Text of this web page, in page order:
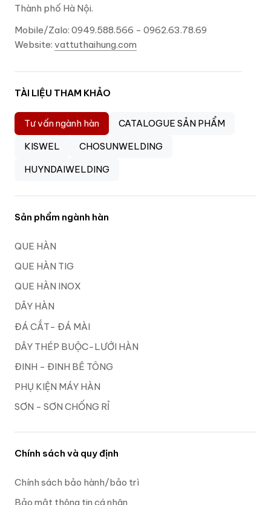
Thành phố Hà Nội.
Mobile/Zalo: 0949.588.566 - 0962.63.78.69
Website: vattuthaihung.com
TÀI LIỆU THAM KHẢO
Tư vấn ngành hàn
CATALOGUE SẢN PHẨM
KISWEL
CHOSUNWELDING
HUYNDAIWELDING
Sản phẩm ngành hàn
QUE HÀN
QUE HÀN TIG
QUE HÀN INOX
DÂY HÀN
ĐÁ CẮT- ĐÁ MÀI
DÂY THÉP BUỘC-LƯỚI HÀN
ĐINH - ĐINH BÊ TÔNG
PHỤ KIỆN MÁY HÀN
SƠN - SƠN CHỐNG RỈ
Chính sách và quy định
Chính sách bảo hành/bảo trì
Bảo mật thông tin cá nhân